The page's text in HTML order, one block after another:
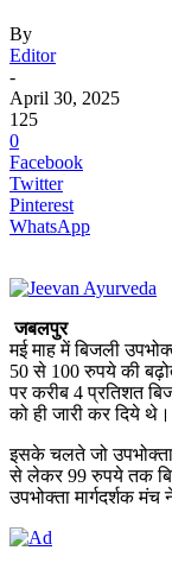
By
Editor
-
April 30, 2025
125
0
Facebook
Twitter
Pinterest
WhatsApp
जबलपुर
मई माह में बिजली
50 से 100 रुपये की
पर करीब 4 प्रतिशत
को ही जारी कर दिये थे।
इसके चलते जो
से लेकर 99 रुपये तक
उपभोक्ता मार्गदर्शक